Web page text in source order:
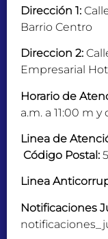
Dirección 1:
Barrio Centro
Direccion 2:
Empresarial
Horario de
a.m. a 11:00 m
Linea de
Código Postal:
Linea
Notificaciones